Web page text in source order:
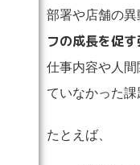
部署や店舗の異
フの成長を促
仕事内容や人間
ていなかった課
たとえば、